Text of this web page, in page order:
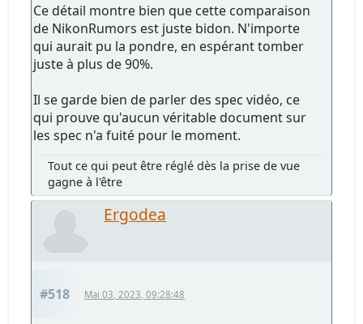
Ce détail montre bien que cette comparaison
de NikonRumors est juste bidon. N'importe
qui aurait pu la pondre, en espérant tomber
juste à plus de 90%.
Il se garde bien de parler des spec vidéo, ce
qui prouve qu'aucun véritable document sur
les spec n'a fuité pour le moment.
Tout ce qui peut être réglé dès la prise de vue
gagne à l'être
Ergodea
#518 Mai 03, 2023, 09:28:48